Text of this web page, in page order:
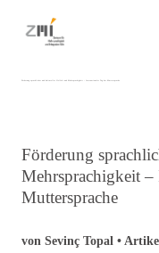
Förderung
Mehrsprachigkeit –
Muttersprache
von Sevinç Topal •